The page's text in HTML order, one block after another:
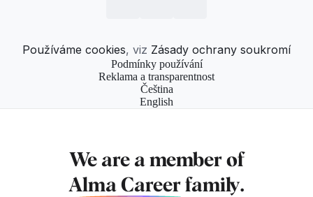
Používáme cookies, viz Zásady ochrany soukromí
Podmínky používání
Reklama a transparentnost
Čeština
English
We are a member of
Alma Career family.